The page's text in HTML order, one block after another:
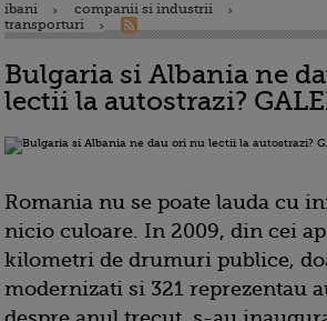
ibani
companii si industrii
transporturi
Bulgaria si Albania ne
lectii la autostrazi?
Romania nu se poate lauda cu
nicio culoare. In 2009, din cei
kilometri de drumuri publice,
modernizati si 321 reprezentau